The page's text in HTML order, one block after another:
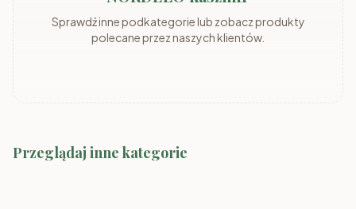
Sprawdź inne podkategorie lub zobacz produkty
polecane przez naszych klientów.
Przeglądaj inne kategorie
System Marco-2 Kolory
System MARLY